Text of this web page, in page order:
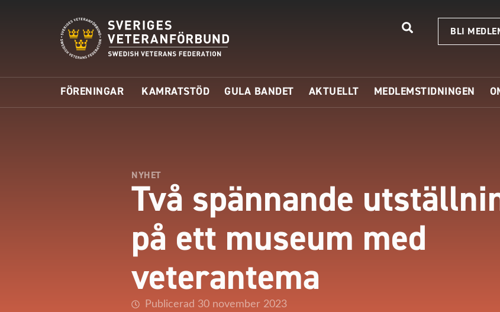
BLI
FÖRENINGAR KAMRATSTÖD GULA BANDET AKTUELLT MEDLEMSTIDNINGEN
NYHET
Två spännande
på ett museum med
veterantema
Publicerad 30 november 2023